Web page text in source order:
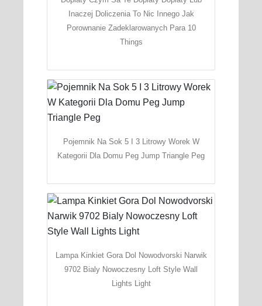
Inaczej Doliczenia To Nic Innego Jak
Porownanie Zadeklarowanych Para 10
Things
Pojemnik Na Sok 5 I 3 Litrowy Worek W
Kategorii Dla Domu Peg Jump Triangle Peg
Lampa Kinkiet Gora Dol Nowodvorski Narwik
9702 Bialy Nowoczesny Loft Style Wall
Lights Light